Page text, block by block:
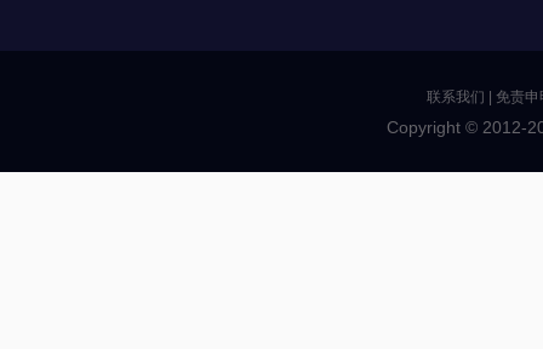
联系我们 免责申
Copyright © 2012-